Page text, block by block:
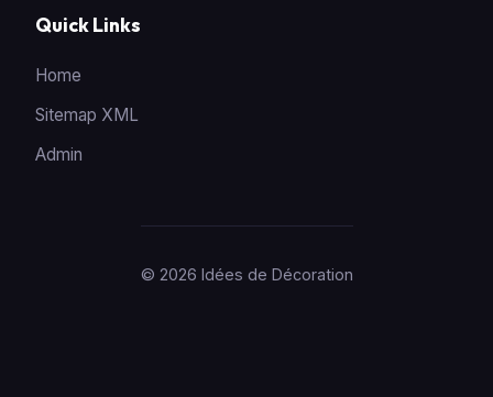
Quick Links
Home
Sitemap XML
Admin
© 2026 Idées de Décoration